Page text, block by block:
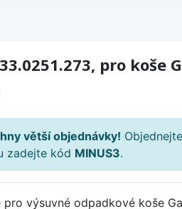
pro koše
větší objednávky!
zadejte kód MINUS3.
pro výsuvné odpadkové koše